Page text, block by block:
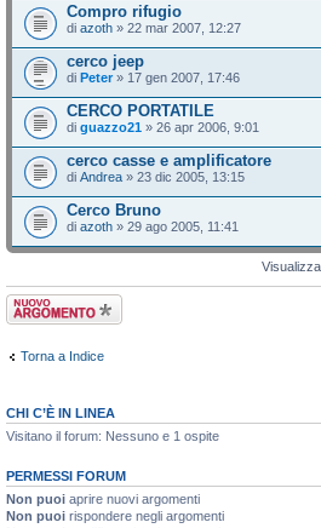
Compro rifugio
di azoth » 22 mar 2007, 12:27
cerco jeep
di Peter » 17 gen 2007, 17:46
CERCO PORTATILE
di guazzo21 » 26 apr 2006, 9:01
cerco casse e amplificatore
di Andrea » 23 dic 2005, 13:15
Cerco Bruno
di azoth » 29 ago 2005, 11:41
Scrivi un nuovo
argomento
Torna a Indice
CHI C’È IN LINEA
Visitano il forum: Nessuno e 1 ospite
PERMESSI FORUM
Non puoi aprire nuovi argomenti
Non puoi rispondere negli argomenti